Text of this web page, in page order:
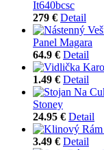
It640bcsc
279 € Detail
Panel Magara
64.9 € Detail
1.49 € Detail
Stoney
24.95 € Detail
3.49 € Detail